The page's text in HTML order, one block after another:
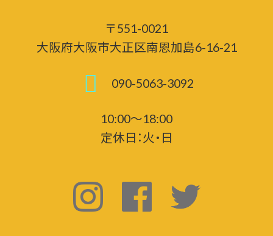
〒551-0021
大阪府大阪市大正区南恩加島6-16-21
090-5063-3092
10:00～18:00
定休日：火・日